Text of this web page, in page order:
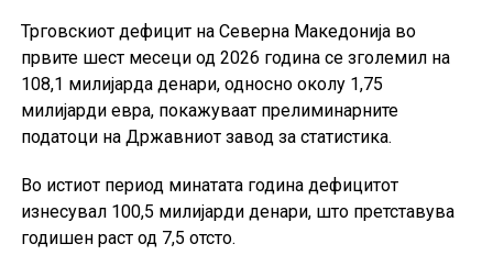
Трговскиот дефицит на Северна Македонија во
првите шест месеци од 2026 година се зголемил на
108,1 милијарда денари, односно околу 1,75
милијарди евра, покажуваат прелиминарните
податоци на Државниот завод за статистика.
Во истиот период минатата година дефицитот
изнесувал 100,5 милијарди денари, што претставува
годишен раст од 7,5 отсто.